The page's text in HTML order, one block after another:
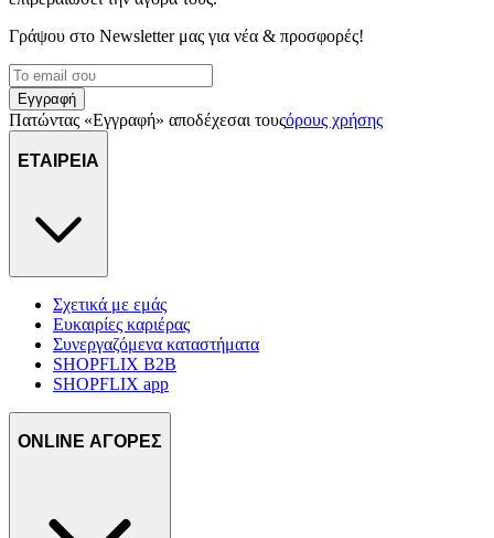
Γράψου στο Νewsletter μας για νέα & προσφορές!
Εγγραφή
Πατώντας «Εγγραφή» αποδέχεσαι τουςόρους χρήσης
ΕΤΑΙΡΕΙΑ
Σχετικά με εμάς
Ευκαιρίες καριέρας
Συνεργαζόμενα καταστήματα
SHOPFLIX B2B
SHOPFLIX app
ONLINE ΑΓΟΡΕΣ